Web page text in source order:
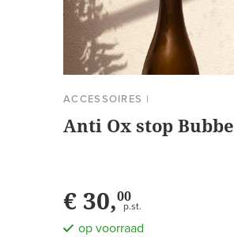
ACCESSOIRES |
Anti Ox stop
€ 30,00
p.st.
op voorraad